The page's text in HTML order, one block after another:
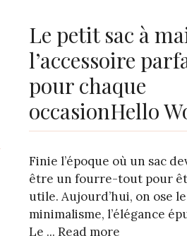
Le petit sac à
l’accessoire
pour chaque
occasionHello
Finie l’époque où un sac
être un fourre-tout pour
utile. Aujourd’hui, on ose le
minimalisme, l’élégance
Le ... Read more